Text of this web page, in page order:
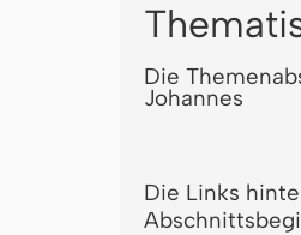
Die
Johannes
Die Links